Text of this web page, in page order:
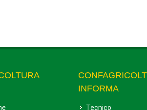
INFORMA
Tecnico